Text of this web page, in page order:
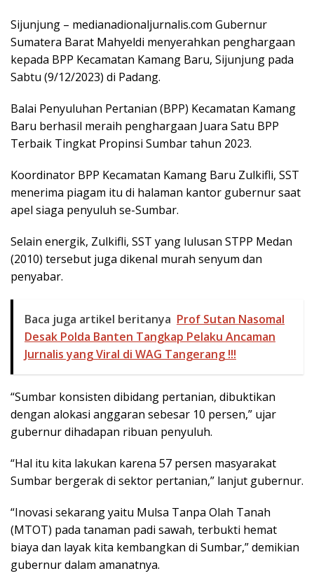
Sijunjung – medianadionaljurnalis.com Gubernur
Sumatera Barat Mahyeldi menyerahkan penghargaan
kepada BPP Kecamatan Kamang Baru, Sijunjung pada
Sabtu (9/12/2023) di Padang.
Balai Penyuluhan Pertanian (BPP) Kecamatan Kamang
Baru berhasil meraih penghargaan Juara Satu BPP
Terbaik Tingkat Propinsi Sumbar tahun 2023.
Koordinator BPP Kecamatan Kamang Baru Zulkifli, SST
menerima piagam itu di halaman kantor gubernur saat
apel siaga penyuluh se-Sumbar.
Selain energik, Zulkifli, SST yang lulusan STPP Medan
(2010) tersebut juga dikenal murah senyum dan
penyabar.
Baca juga artikel beritanya Prof Sutan Nasomal
Desak Polda Banten Tangkap Pelaku Ancaman
Jurnalis yang Viral di WAG Tangerang !!!
“Sumbar konsisten dibidang pertanian, dibuktikan
dengan alokasi anggaran sebesar 10 persen,” ujar
gubernur dihadapan ribuan penyuluh.
“Hal itu kita lakukan karena 57 persen masyarakat
Sumbar bergerak di sektor pertanian,” lanjut gubernur.
“Inovasi sekarang yaitu Mulsa Tanpa Olah Tanah
(MTOT) pada tanaman padi sawah, terbukti hemat
biaya dan layak kita kembangkan di Sumbar,” demikian
gubernur dalam amanatnya.